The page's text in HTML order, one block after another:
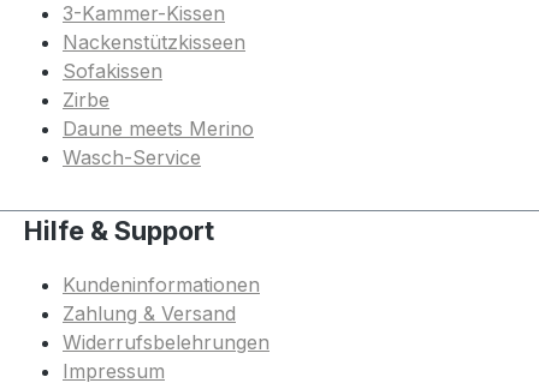
3-Kammer-Kissen
Nackenstützkisseen
Sofakissen
Zirbe
Daune meets Merino
Wasch-Service
Hilfe & Support
Kundeninformationen
Zahlung & Versand
Widerrufsbelehrungen
Impressum